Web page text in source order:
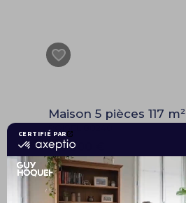
Maison 5 pièces 117 m²
ROISEL 80240
150 500 €